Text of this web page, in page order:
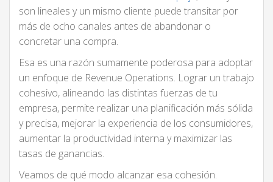
son lineales y un mismo cliente puede transitar por
más de ocho canales antes de abandonar o
concretar una compra.
Esa es una razón sumamente poderosa para adoptar
un enfoque de Revenue Operations. Lograr un trabajo
cohesivo, alineando las distintas fuerzas de tu
empresa, permite realizar una planificación más sólida
y precisa, mejorar la experiencia de los consumidores,
aumentar la productividad interna y maximizar las
tasas de ganancias.
Veamos de qué modo alcanzar esa cohesión.